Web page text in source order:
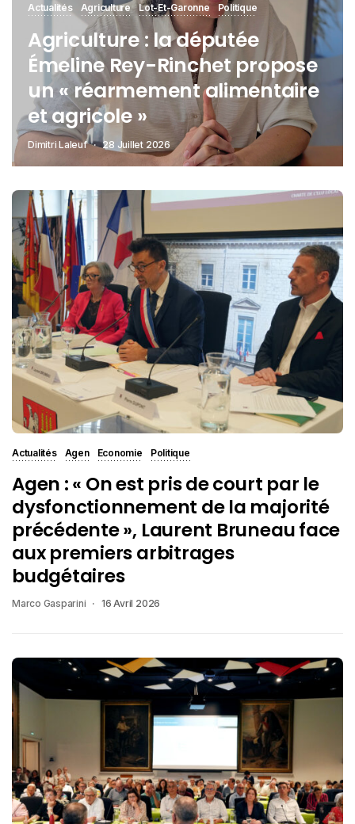
Actualités Agriculture Lot-Et-Garonne Politique
Agriculture : la députée
Émeline Rey-Rinchet propose
un « réarmement alimentaire
et agricole »
Dimitri Laleuf 28 Juillet 2026
Actualités Agen Economie Politique
Agen : « On est pris de court par le
dysfonctionnement de la majorité
précédente », Laurent Bruneau face
aux premiers arbitrages
budgétaires
Marco Gasparini 16 Avril 2026